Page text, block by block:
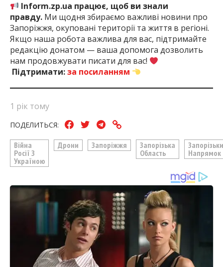
Inform.zp.ua працює, щоб ви знали
правду. Ми щодня збираємо важливі новини про
Запоріжжя, окуповані території та життя в регіоні.
Якщо наша робота важлива для вас, підтримайте
редакцію донатом — ваша допомога дозволить
нам продовжувати писати для вас!
Підтримати:за посиланням
1 рік тому
ПОДЕЛИТЬСЯ:
Війна
Росії З
Україною
Дрони Запоріжжя
Запорізька
Область
Напрямок